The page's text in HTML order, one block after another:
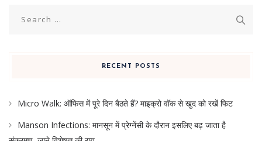
RECENT POSTS
Micro Walk: ऑफिस में पूरे दिन बैठते हैं? माइक्रो वॉक से खुद को रखें फिट
Manson Infections: मानसून में प्रेग्नेंसी के दौरान इसलिए बढ़ जाता है